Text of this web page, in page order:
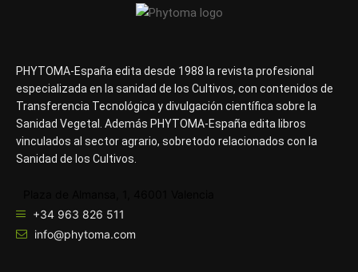
PHYTOMA-España edita desde 1988 la revista profesional
especializada en la sanidad de los Cultivos, con contenidos de
Transferencia Tecnológica y divulgación científica sobre la
Sanidad Vegetal. Además PHYTOMA-España edita libros
vinculados al sector agrario, sobretodo relacionados con la
Sanidad de los Cultivos.
+34 963 826 511
info@phytoma.com